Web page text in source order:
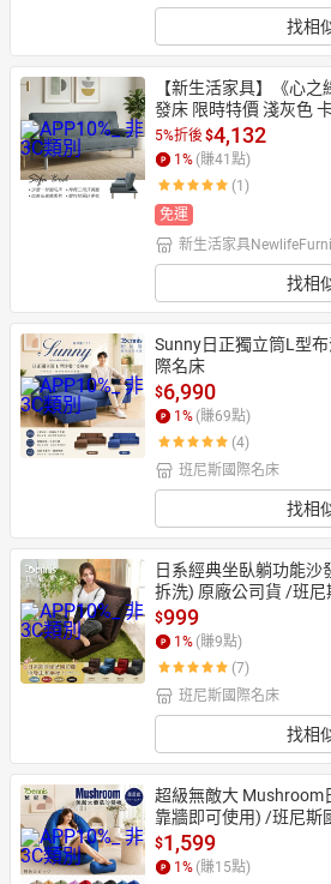
找相
【新生活家具】《心
發床 限時特價 淺灰色
5%折後$4,132
1 % (賺41 點)
(1)
免運
新生活家具
找相
Sunny日正獨立筒L型
際名床
$6,990
1 % (賺69點)
(4)
班尼斯國際名床
找相
日系經典坐臥躺功能
拆洗) 原廠公司貨 /班尼
$999
1 % (賺9點)
(7)
班尼斯國際名床
找相
超級無敵大 Mushroom
靠牆即可使用) /班尼斯
$1,599
1 % (賺15點)